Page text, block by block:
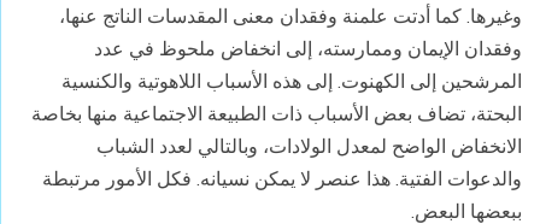
وغيرها. كما أدتت علمنة وفقدان معنى المقدسات الناتج عنها،
وفقدان الإيمان وممارسته، إلى انخفاض ملحوظ في عدد
المرشحين إلى الكهنوت. إلى هذه الأسباب اللاهوتية والكنسية
البحتة، تضاف بعض الأسباب ذات الطبيعة الاجتماعية منها بخاصة
الانخفاض الواضح لمعدل الولادات، وبالتالي لعدد الشباب
والدعوات الفتية. هذا عنصر لا يمكن نسيانه. فكل الأمور مرتبطة
ببعضها البعض.